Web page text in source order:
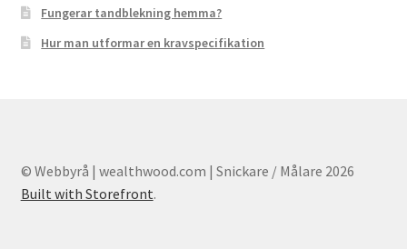
Fungerar tandblekning hemma?
Hur man utformar en kravspecifikation
© Webbyrå | wealthwood.com | Snickare / Målare 2026
Built with Storefront.